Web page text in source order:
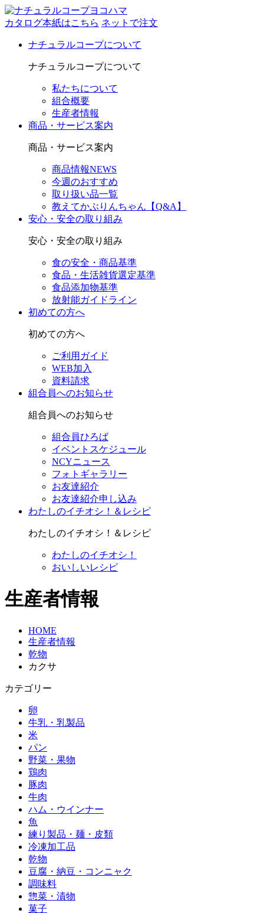
カタログ本紙はこちら ネットで注文
ナチュラルコープについて
ナチュラルコープについて
私たちについて
組合概要
生産者情報
商品・サービス案内
商品・サービス案内
商品情報NEWS
今週のおすすめ
取り扱い品一覧
教えてかぶりんちゃん【Q&A】
安心・安全の取り組み
安心・安全の取り組み
食の安全・商品基準
食品・生活雑貨選定基準
食品添加物基準
放射能ガイドライン
初めての方へ
初めての方へ
ご利用ガイド
WEB加入
資料請求
組合員へのお知らせ
組合員へのお知らせ
組合員ひろば
イベントスケジュール
NCYニュース
フォトギャラリー
お友達紹介
お友達紹介申し込み
わたしのイチオシ！＆レシピ
わたしのイチオシ！＆レシピ
わたしのイチオシ！
おいしいレシピ
生産者情報
HOME
生産者情報
乾物
カクサ
カテゴリー
卵
牛乳・乳製品
米
パン
野菜・果物
鶏肉
豚肉
牛肉
ハム・ウインナー
魚
練り製品・麺・皮類
冷凍加工品
乾物
豆腐・納豆・コンニャク
調味料
惣菜・漬物
菓子